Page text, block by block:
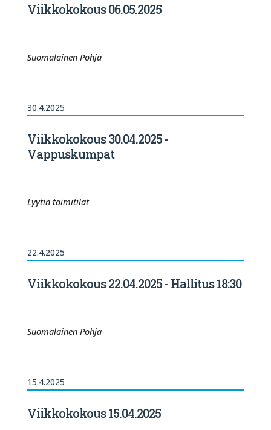
Viikkokokous 06.05.2025
Suomalainen Pohja
30.4.2025
Viikkokokous 30.04.2025 -
Vappuskumpat
Lyytin toimitilat
22.4.2025
Viikkokokous 22.04.2025 - Hallitus 18:30
Suomalainen Pohja
15.4.2025
Viikkokokous 15.04.2025